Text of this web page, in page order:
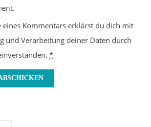
eines Kommentars erklärst du dich mit
und Verarbeitung deiner Daten durch
*